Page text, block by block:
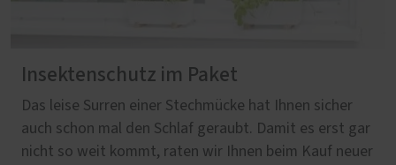
Insektenschutz im Paket
Das leise Surren einer Stechmücke hat Ihnen sicher
auch schon mal den Schlaf geraubt. Damit es erst gar
nicht so weit kommt, raten wir Ihnen beim Kauf neuer